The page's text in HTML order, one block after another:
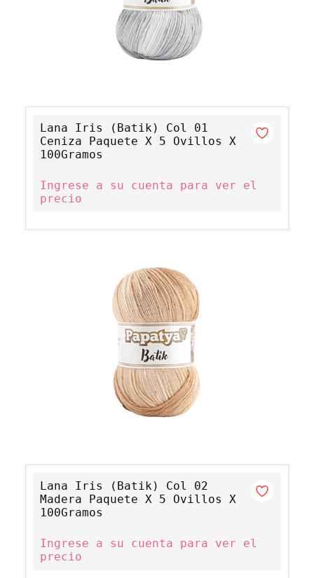
Lana Iris (Batik) Col 01
Ceniza Paquete X 5 Ovillos X
100Gramos
Ingrese a su cuenta para ver el
precio
Lana Iris (Batik) Col 02
Madera Paquete X 5 Ovillos X
100Gramos
Ingrese a su cuenta para ver el
precio